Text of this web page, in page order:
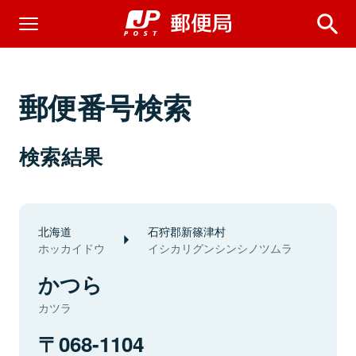
郵便番号検索
検索結果
北海道
ホッカイドウ
石狩郡新篠津村
イシカリグンシンシノツムラ
かつら
カツラ
068-1104